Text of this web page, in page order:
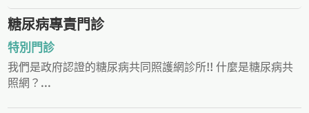
糖尿病專責門診
特別門診
我們是政府認證的糖尿病共同照護網診所!! 什麼是糖尿病共
照網？...